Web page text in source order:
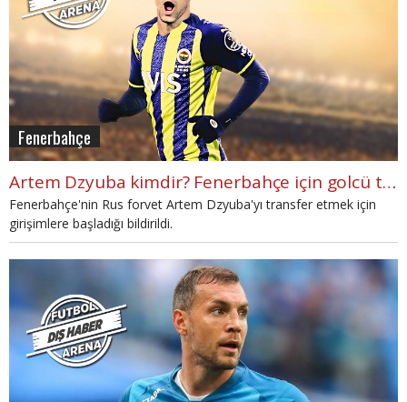
Fenerbahçe
Artem Dzyuba kimdir? Fenerbahçe için golcü transferi iddiası
Fenerbahçe'nin Rus forvet Artem Dzyuba'yı transfer etmek için
girişimlere başladığı bildirildi.